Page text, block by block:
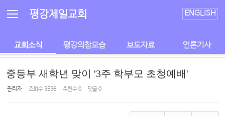
평강제일교회 ENGLISH
교회소식 평강의참모습 보도자료 언론기사
중등부 새학년 맞이 '3주 학부모 초청예배'
관리자 조회 수3536 추천 수0 댓글0